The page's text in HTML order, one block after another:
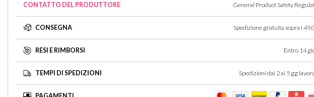
CONTATTO DEL PRODUTTORE General Product Safety
CONSEGNA Spedizione gratuita sopra i
RESI E RIMBORSI Entro 14
TEMPI DI SPEDIZIONI Spedizioni dai 2 ai 5 gg